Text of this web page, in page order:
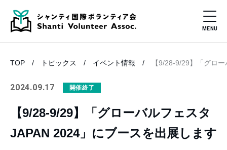
TOP トピックス イベント情報 【9/28-9/29】「グロ
2024.09.17 開催終了
【9/28-9/29】「グローバルフェスタ
JAPAN 2024」にブースを出展します